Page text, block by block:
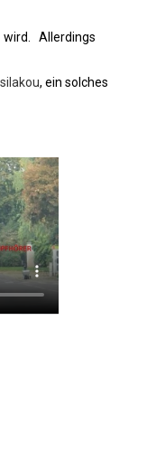
Allerdings
, ein solches